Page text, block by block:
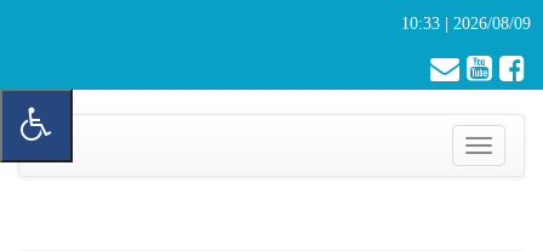
2026/08/09 | 10:33
Toggle
navigation